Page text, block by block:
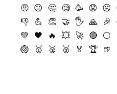
🤨
😐 🤔 🧐 🥳 😟 ☹️
👎
💪 👏 🤝 🖐 🙏 🎉
💚
🖤 🔥 💥 🚀 🔴 ⚪️
🏐
🥇 🥈 🥉 🏅 🏆 🍺